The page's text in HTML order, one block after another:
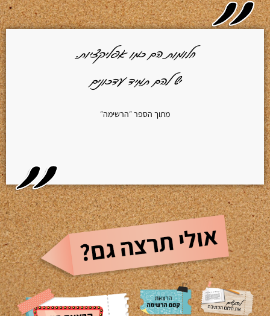
חלומות הם כמו אפליקציות.
יש להם תמיד עדכונים
מתוך הספר ״הרשימה״